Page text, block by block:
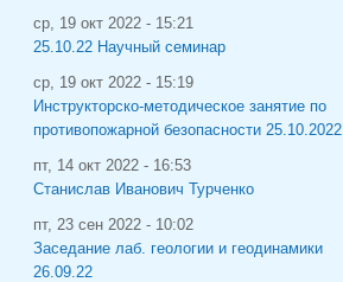
ср, 19 окт 2022 - 15:21
25.10.22 Научный семинар
ср, 19 окт 2022 - 15:19
Инструкторско-методическое занятие по
противопожарной безопасности 25.10.2022
пт, 14 окт 2022 - 16:53
Станислав Иванович Турченко
пт, 23 сен 2022 - 10:02
Заседание лаб. геологии и геодинамики
26.09.22